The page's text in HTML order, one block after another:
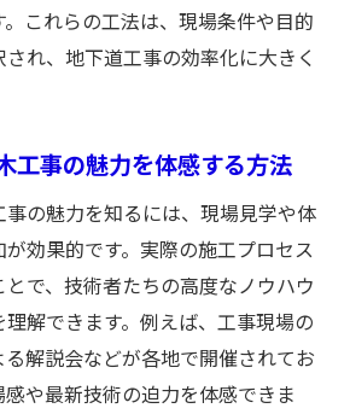
術が支える地下躯体工事の進行
ら学ぶ地下躯体工事のポイント
で学ぶ最新土木工事の現場
アーで体験する土木工事の魅力
現場で学ぶ地下道工事の先端技
から分かる土木工事の実際と工
これらの工法は、現場条件や目的
れ、地下道工事の効率化に大きく
工事の魅力を体感する方法
の魅力を知るには、現場見学や体
効果的です。実際の施工プロセス
で、技術者たちの高度なノウハウ
解できます。例えば、工事現場の
解説会などが各地で開催されてお
や最新技術の迫力を体感できま